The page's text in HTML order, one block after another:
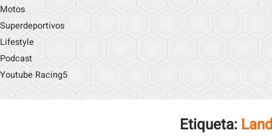
Motos
Superdeportivos
Lifestyle
Podcast
Youtube Racing5
Etiqueta: